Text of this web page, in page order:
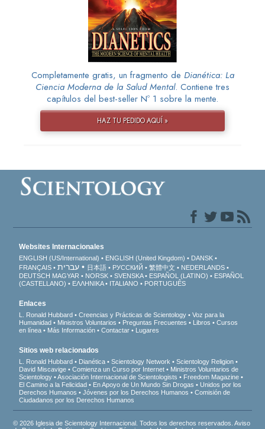
Completamente gratis, un fragmento de Dianética: La
Ciencia Moderna de la Salud Mental. Contiene tres
capítulos del best-seller Nº 1 sobre la mente.
HAZ TU PEDIDO AQUÍ »
Websites Internacionales
ENGLISH (US/International) ENGLISH (United Kingdom)
DANSK
FRANÇAIS
עברית 日本語 РУССКИЙ 繁體中文
NEDERLANDS
DEUTSCH MAGYAR NORSK SVENSKA ESPAÑOL (LATINO)
ESPAÑOL
(CASTELLANO)
ΕΛΛΗΝΙΚA ITALIANO PORTUGUÊS
Enlaces
L. Ronald Hubbard Creencias y Prácticas de Scientology
Voz para la
Humanidad
Ministros Voluntarios Preguntas Frecuentes Libros
Cursos
en línea
Más Información Contactar Lugares
Sitios web relacionados
L. Ronald Hubbard Dianética Scientology Network
Scientology Religion
David Miscavige
Comienza un Curso por Internet
Ministros Voluntarios de
Scientology
Asociación Internacional de Scientologists
Freedom Magazine
El Camino a la Felicidad
En Apoyo de Un Mundo Sin Drogas
Unidos por los
Derechos Humanos
Jóvenes por los Derechos Humanos
Comisión de
Ciudadanos por los Derechos Humanos
© 2026 Iglesia de Scientology Internacional. Todos los derechos reservados.Aviso